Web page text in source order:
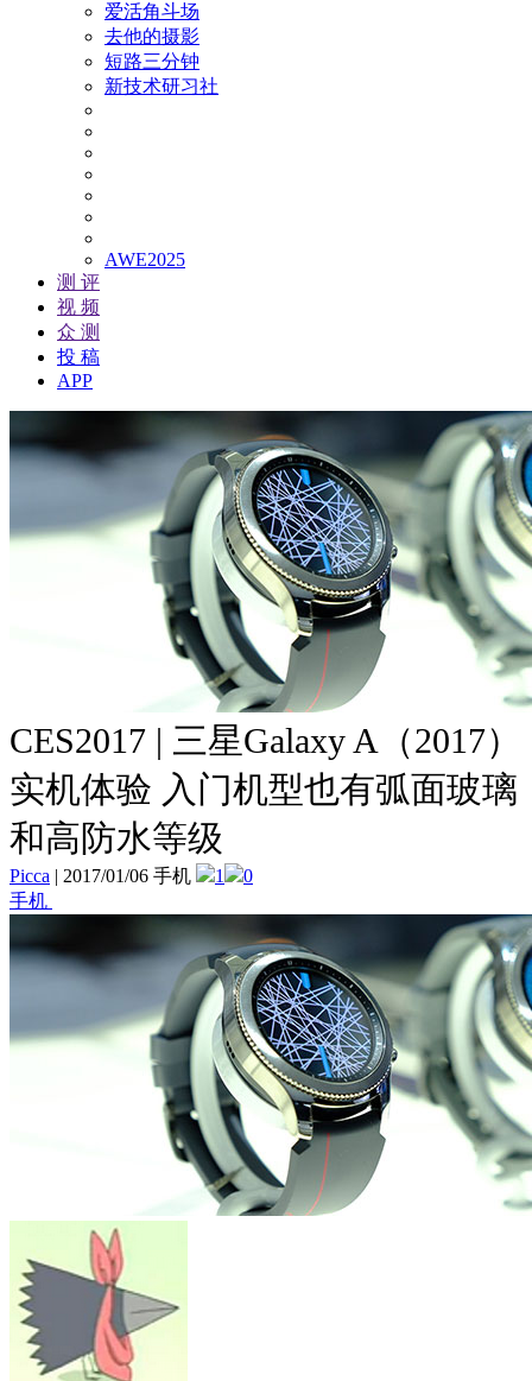
爱活角斗场
去他的摄影
短路三分钟
新技术研习社
AWE2025
测 评
视 频
众 测
投 稿
APP
CES2017 | 三星Galaxy A（2017）
实机体验 入门机型也有弧面玻璃
和高防水等级
Picca | 2017/01/06 手机 1
0
手机